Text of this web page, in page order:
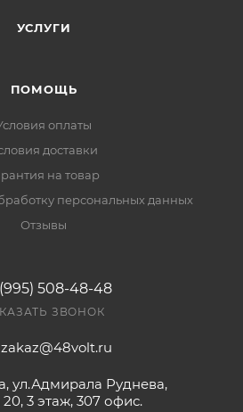
УСЛУГИ
ПОМОЩЬ
оплаты
доставки
на товар
персональных данных
Отзывы
508-48-48
ЗВОНОК
zakaz@48volt.ru
ул.Адмирала Руднева,
3 этаж, 307 офис.